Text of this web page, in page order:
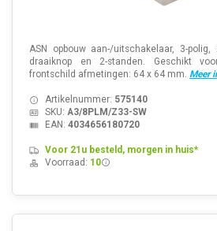
ASN opbouw aan-/uitschakelaar, 3-
draaiknop en 2-standen. Geschikt
frontschild afmetingen: 64 x 64 mm. Meer
Artikelnummer: 575140
SKU: A3/8PLM/Z33-SW
EAN: 4034656180720
Voor 21u besteld, morgen in huis*
Voorraad: 10